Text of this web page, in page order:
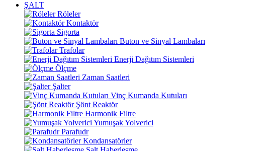
ŞALT
Röleler
Kontaktör
Sigorta
Buton ve Sinyal Lambaları
Trafolar
Enerji Dağıtım Sistemleri
Ölçme
Zaman Saatleri
Şalter
Vinç Kumanda Kutuları
Şönt Reaktör
Harmonik Filtre
Yumuşak Yolverici
Parafudr
Kondansatörler